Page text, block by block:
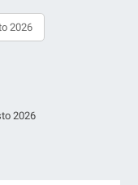
2026
2026